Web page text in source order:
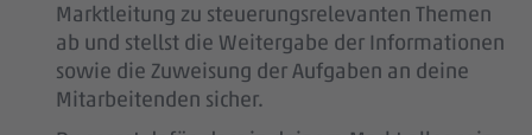
Marktleitung zu steuerungsrelevanten Themen
ab und stellst die Weitergabe der Informationen
sowie die Zuweisung der Aufgaben an deine
Mitarbeitenden sicher.